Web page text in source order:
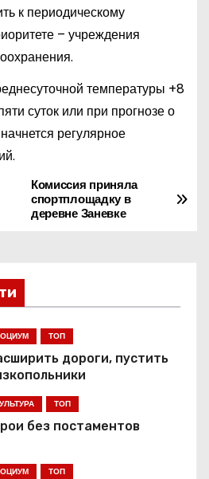
к периодическому
– учреждения
температуры +8
суток или при прогнозе о
регулярное
Комиссия приняла
спортплощадку в
деревне Заневке
ТОП
дороги, пустить
ТОП
без постаментов
ТОП